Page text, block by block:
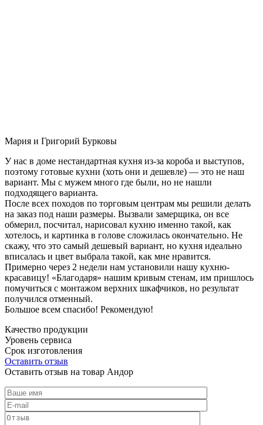
Мария и Григорий Бурковы
У нас в доме нестандартная кухня из-за короба и выступов,
поэтому готовые кухни (хоть они и дешевле) — это не наш
вариант. Мы с мужем много где были, но не нашли
подходящего варианта.
После всех походов по торговым центрам мы решили делать
на заказ под наши размеры. Вызвали замерщика, он все
обмерил, посчитал, нарисовал кухню именно такой, как
хотелось, и картинка в голове сложилась окончательно. Не
скажу, что это самый дешевый вариант, но кухня идеально
вписалась и цвет выбрала такой, как мне нравится.
Примерно через 2 недели нам установили нашу кухню-
красавицу! «Благодаря» нашим кривым стенам, им пришлось
помучиться с монтажом верхних шкафчиков, но результат
получился отменный.
Большое всем спасибо! Рекомендую!
Качество продукции
Уровень сервиса
Срок изготовления
Оставить отзыв
Оставить отзыв на товар Андор